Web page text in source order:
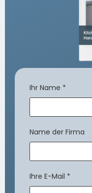
Ihr Name *
Name der Firma
Ihre E-Mail *